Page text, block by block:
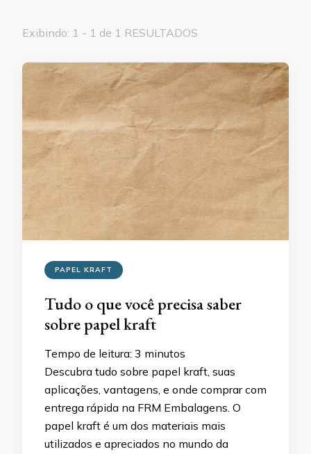
Exibindo: 1 - 1 de 1 RESULTADOS
PAPEL KRAFT
Tudo o que você precisa saber
sobre papel kraft
Tempo de leitura: 3 minutos
Descubra tudo sobre papel kraft, suas
aplicações, vantagens, e onde comprar com
entrega rápida na FRM Embalagens. O
papel kraft é um dos materiais mais
utilizados e apreciados no mundo da